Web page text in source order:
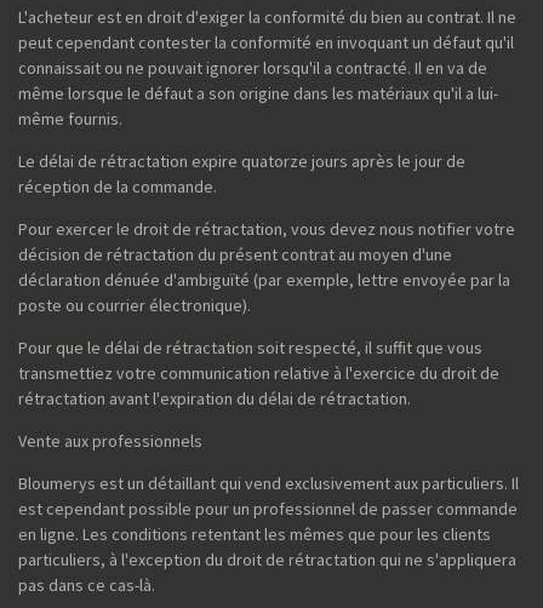
L'acheteur est en droit d'exiger la conformité du bien au contrat. Il ne
peut cependant contester la conformité en invoquant un défaut qu'il
connaissait ou ne pouvait ignorer lorsqu'il a contracté. Il en va de
même lorsque le défaut a son origine dans les matériaux qu'il a lui-
même fournis.
Le délai de rétractation expire quatorze jours après le jour de
réception de la commande.
Pour exercer le droit de rétractation, vous devez nous notifier votre
décision de rétractation du présent contrat au moyen d'une
déclaration dénuée d'ambiguïté (par exemple, lettre envoyée par la
poste ou courrier électronique).
Pour que le délai de rétractation soit respecté, il suffit que vous
transmettiez votre communication relative à l'exercice du droit de
rétractation avant l'expiration du délai de rétractation.
Vente aux professionnels
Bloumerys est un détaillant qui vend exclusivement aux particuliers. Il
est cependant possible pour un professionnel de passer commande
en ligne. Les conditions retentant les mêmes que pour les clients
particuliers, à l'exception du droit de rétractation qui ne s'appliquera
pas dans ce cas-là.